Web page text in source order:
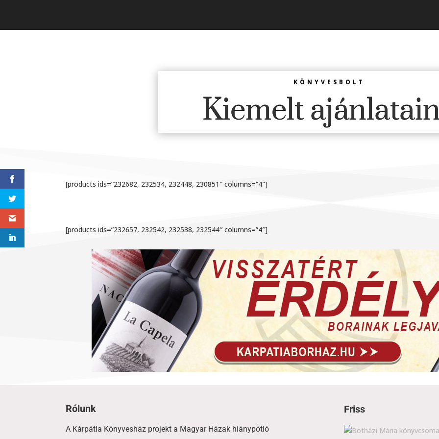
KÖNYVESBOLT
Kiemelt
[products ids=”232682, 232534, 232448, 230851″ columns=”4″]
[products ids=”232657, 232542, 232538, 232544″ columns=”4″]
Rólunk
A Kárpátia Könyvesház projekt a Magyar Házak hiánypótló
Friss